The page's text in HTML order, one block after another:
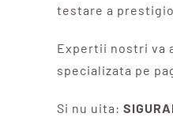
testare a
Expertii nostri va
specializata pe
Si nu uita: